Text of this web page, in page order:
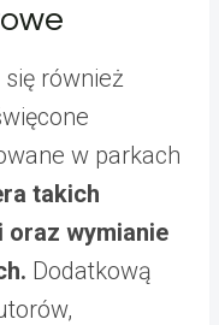
również
w parkach
takich
wymianie
Dodatkową